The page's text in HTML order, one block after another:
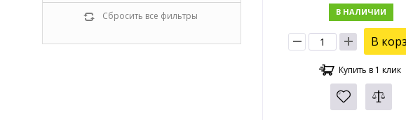
Сбросить все фильтры В НАЛИЧИИ
В
Купить в 1 клик